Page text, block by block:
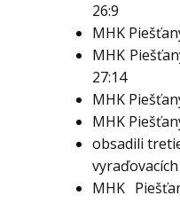
26:9
MHK
MHK
27:14
MHK
MHK
obsadili
MHK